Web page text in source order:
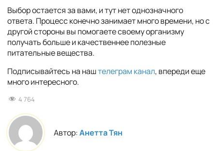
Выбор остается за вами, и тут нет однозначного
ответа. Процесс конечно занимает много времени, но с
другой стороны вы помогаете своему организму
получать больше и качественнее полезные
питательные вещества.
Подписывайтесь на наштелеграм канал, впереди еще
много интересного.
4 764
Автор:Анетта Тян